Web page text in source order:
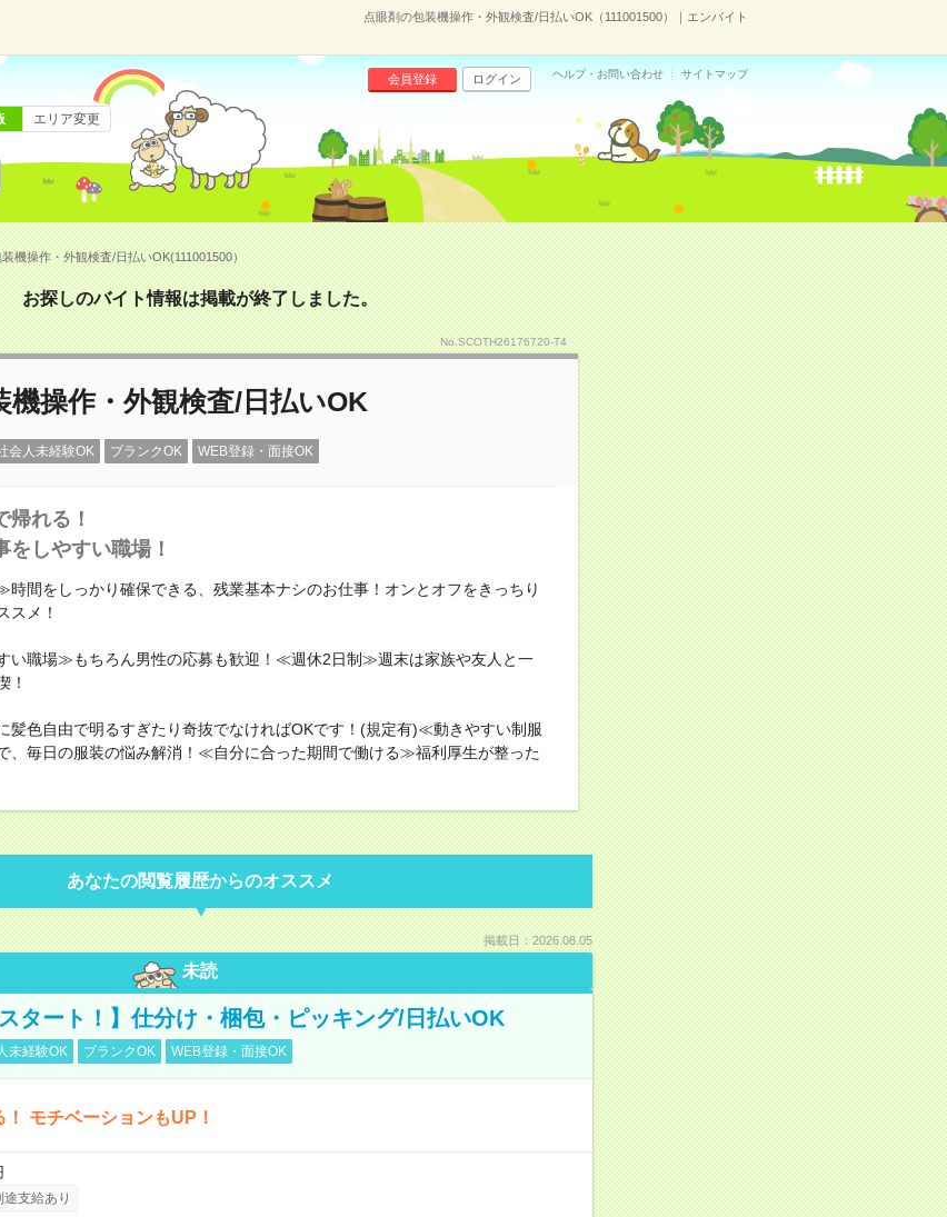
点眼剤の包装機操作・外観検査/日払いOK（111001500）｜エンバイト
会員登録 ログイン ヘルプ・お問い合わせ サイトマップ
エリア変更
機操作・外観検査/日払いOK(111001500）
お探しのバイト情報は掲載が終了しました。
No.SCOTH26176720-T4
機操作・外観検査/日払いOK
会人未経験OK ブランクOK WEB登録・面接OK
帰れる！
をしやすい職場！
間をしっかり確保できる、残業基本ナシのお仕事！オンとオフをきっちり
スメ！
い職場≫もちろん男性の応募も歓迎！≪週休2日制≫週末は家族や友人と一
！
色自由で明るすぎたり奇抜でなければOKです！(規定有)≪動きやすい制服
、毎日の服装の悩み解消！≪自分に合った期間で働ける≫福利厚生が整った
あなたの閲覧履歴からのオススメ
掲載日：2026.08.05
未読
タート！】仕分け・梱包・ピッキング/日払いOK
未経験OK ブランクOK WEB登録・面接OK
モチベーションもUP！
支給あり